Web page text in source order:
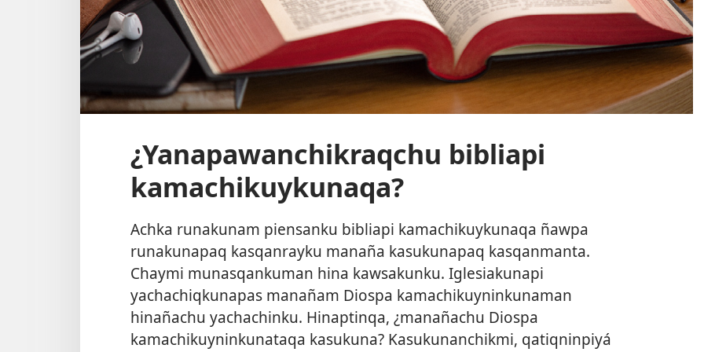
¿Yanapawanchikraqchu bibliapi
kamachikuykunaqa?
Achka runakunam piensanku bibliapi kamachikuykunaqa ñawpa
runakunapaq kasqanrayku manaña kasukunapaq kasqanmanta.
Chaymi munasqankuman hina kawsakunku. Iglesiakunapi
yachachiqkunapas manañam Diospa kamachikuyninkunaman
hinañachu yachachinku. Hinaptinqa, ¿manañachu Diospa
kamachikuyninkunataqa kasukuna? Kasukunanchikmi, qatiqninpiyá